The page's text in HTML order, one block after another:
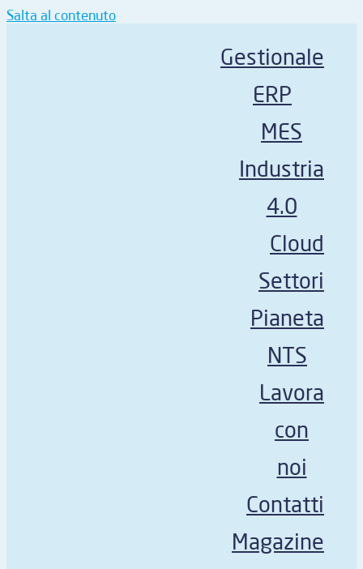
Salta al contenuto
Gestionale
ERP
MES
Industria
4.0
Cloud
Settori
Pianeta
NTS
Lavora
con
noi
Contatti
Magazine